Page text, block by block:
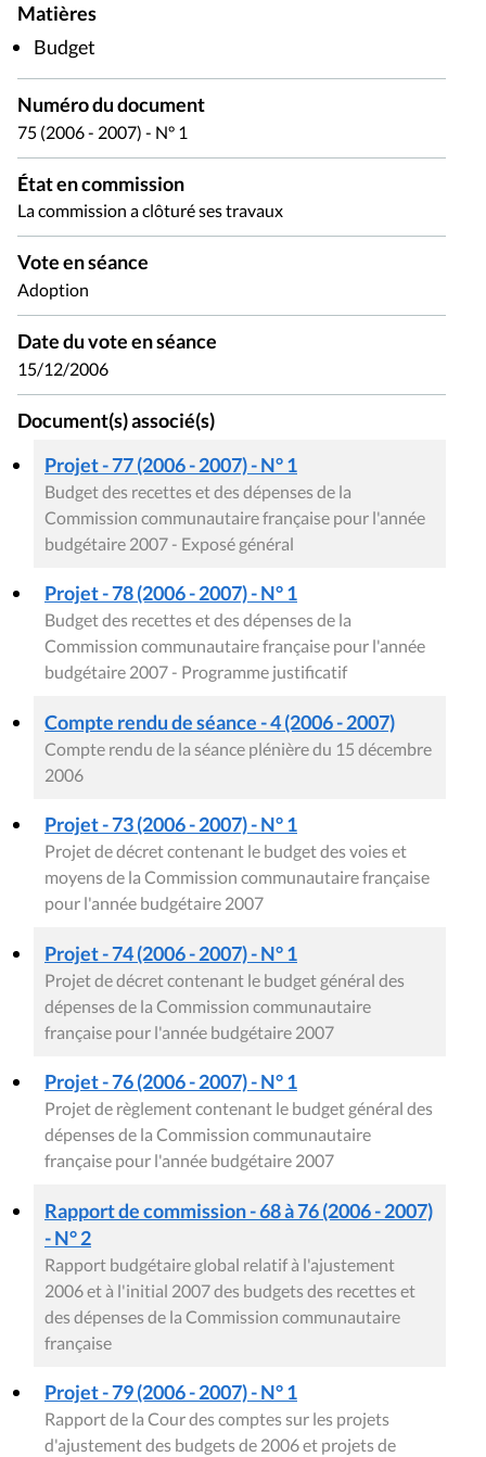
Matières
Budget
Numéro du document
75 (2006 - 2007) - N° 1
État en commission
La commission a clôturé ses travaux
Vote en séance
Adoption
Date du vote en séance
15/12/2006
Document(s) associé(s)
Projet - 77 (2006 - 2007) - N° 1
Budget des recettes et des dépenses de la
Commission communautaire française pour l'année
budgétaire 2007 - Exposé général
Projet - 78 (2006 - 2007) - N° 1
Budget des recettes et des dépenses de la
Commission communautaire française pour l'année
budgétaire 2007 - Programme justificatif
Compte rendu de séance - 4 (2006 - 2007)
Compte rendu de la séance plénière du 15 décembre
2006
Projet - 73 (2006 - 2007) - N° 1
Projet de décret contenant le budget des voies et
moyens de la Commission communautaire française
pour l'année budgétaire 2007
Projet - 74 (2006 - 2007) - N° 1
Projet de décret contenant le budget général des
dépenses de la Commission communautaire
française pour l'année budgétaire 2007
Projet - 76 (2006 - 2007) - N° 1
Projet de règlement contenant le budget général des
dépenses de la Commission communautaire
française pour l'année budgétaire 2007
Rapport de commission - 68 à 76 (2006 - 2007)
- N° 2
Rapport budgétaire global relatif à l'ajustement
2006 et à l'initial 2007 des budgets des recettes et
des dépenses de la Commission communautaire
française
Projet - 79 (2006 - 2007) - N° 1
Rapport de la Cour des comptes sur les projets
d'ajustement des budgets de 2006 et projets de